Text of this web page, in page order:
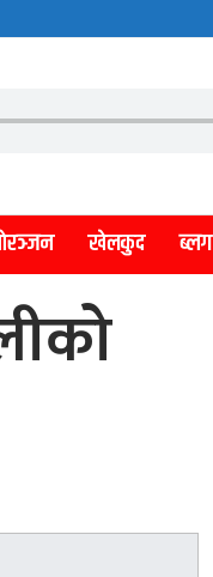
खेलकुद ब्लग